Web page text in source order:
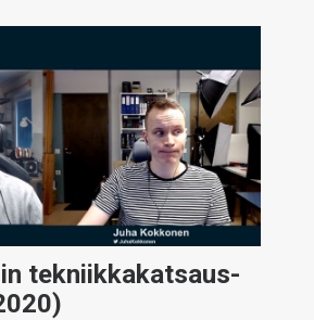
tekniikkakatsaus-